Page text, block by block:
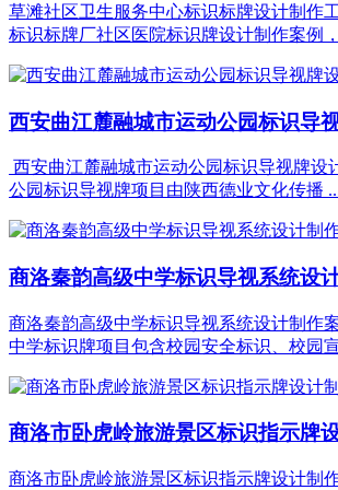
草滩社区卫生服务中心标识标牌设计制作
标识标牌厂社区医院标识牌设计制作案例
西安曲江麓融城市运动公园标识导
西安曲江麓融城市运动公园标识导视牌设
公园标识导视牌项目由陕西德业文化传播
商洛秦韵高级中学标识导视系统设
商洛秦韵高级中学标识导视系统设计制作
中学标识牌项目包含校园安全标识、校园
商洛市卧虎岭旅游景区标识指示牌
商洛市卧虎岭旅游景区标识指示牌设计制